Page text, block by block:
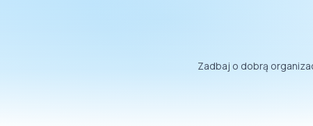
Zadbaj o dobrą